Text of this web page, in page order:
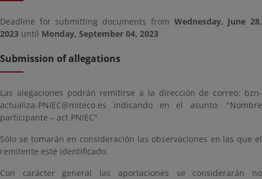
Deadline for submitting documents from Wednesday, June 28,
2023 until Monday, September 04, 2023
Submission of allegations
Las alegaciones podrán remitirse a la dirección de correo: bzn-
actualiza-PNIEC@miteco.es indicando en el asunto: "Nombre
participante – act PNIEC"
Sólo se tomarán en consideración las observaciones en las que el
remitente esté identificado.
Con carácter general las aportaciones se considerarán no